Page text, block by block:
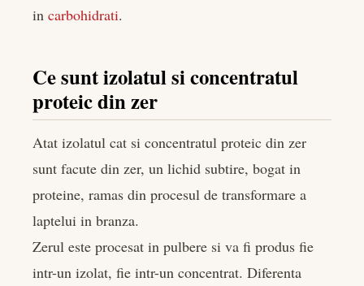
in carbohidrati.
Ce sunt izolatul si concentratul
proteic din zer
Atat izolatul cat si concentratul proteic din zer
sunt facute din zer, un lichid subtire, bogat in
proteine, ramas din procesul de transformare a
laptelui in branza.
Zerul este procesat in pulbere si va fi produs fie
intr-un izolat, fie intr-un concentrat. Diferenta